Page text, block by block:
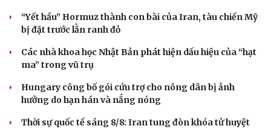
Tư vấn
check-in
Câu chuyện thời sự
Cửa sổ tình yêu
Kể chuyện cho bé
“Yết hầu” Hormuz thành con bài của Iran, tàu chiến Mỹ
bị đặt trước lằn ranh đỏ
Các nhà khoa học Nhật Bản phát hiện dấu hiệu của “hạt
ma” trong vũ trụ
Hungary công bố gói cứu trợ cho nông dân bị ảnh
hưởng do hạn hán và nắng nóng
Thời sự quốc tế sáng 8/8: Iran tung đòn khóa tử huyệt